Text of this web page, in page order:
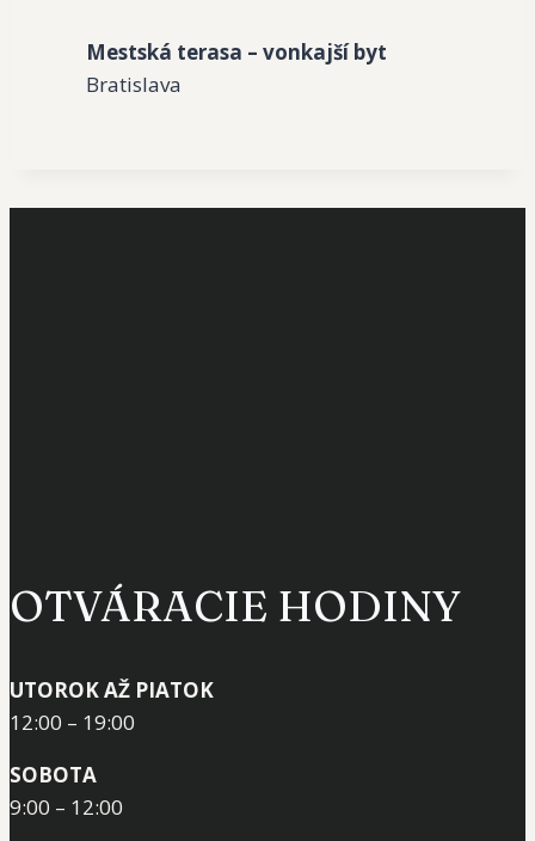
Mestská terasa – vonkajší byt
Bratislava
OTVÁRACIE HODINY
UTOROK AŽ PIATOK
12:00 – 19:00
SOBOTA
9:00 – 12:00